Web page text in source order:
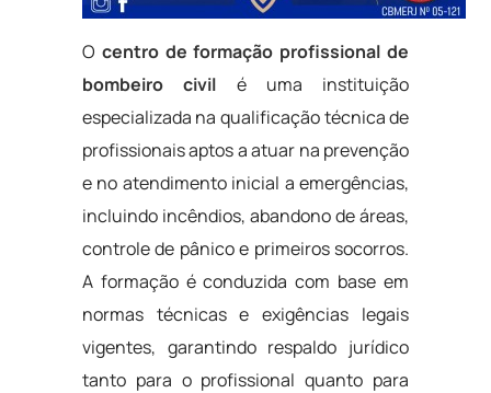
O centro de formação profissional de
bombeiro civil é uma instituição
especializada na qualificação técnica de
profissionais aptos a atuar na prevenção
e no atendimento inicial a emergências,
incluindo incêndios, abandono de áreas,
controle de pânico e primeiros socorros.
A formação é conduzida com base em
normas técnicas e exigências legais
vigentes, garantindo respaldo jurídico
tanto para o profissional quanto para